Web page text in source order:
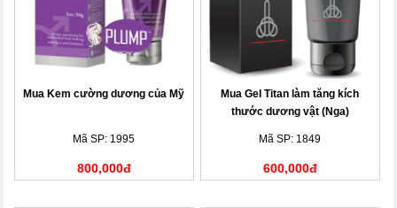
Mua Kem cường dương của Mỹ
Mã SP: 1995
800,000đ
Mua Gel Titan làm tăng kích
thước dương vật (Nga)
Mã SP: 1849
600,000đ